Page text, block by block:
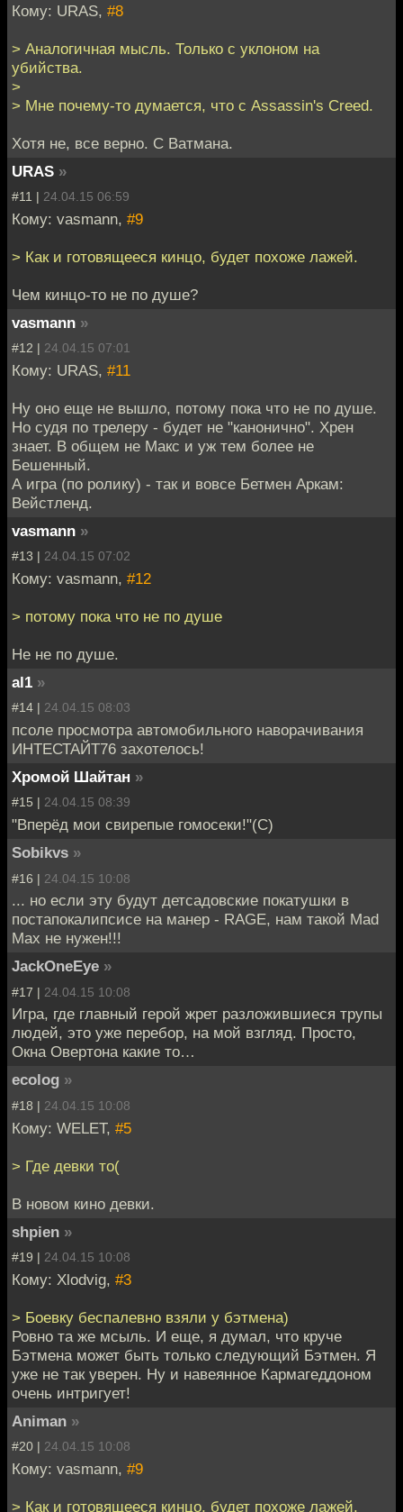
Кому: URAS, #8
> Аналогичная мысль. Только с уклоном на
убийства.
>
> Мне почему-то думается, что с Assassin's Creed.
Хотя не, все верно. С Ватмана.
URAS »
#11 | 24.04.15 06:59
Кому: vasmann, #9
> Как и готовящееся кинцо, будет похоже лажей.
Чем кинцо-то не по душе?
vasmann »
#12 | 24.04.15 07:01
Кому: URAS, #11
Ну оно еще не вышло, потому пока что не по душе.
Но судя по трелеру - будет не "канонично". Хрен
знает. В общем не Макс и уж тем более не
Бешенный.
А игра (по ролику) - так и вовсе Бетмен Аркам:
Вейстленд.
vasmann »
#13 | 24.04.15 07:02
Кому: vasmann, #12
> потому пока что не по душе
Не не по душе.
al1 »
#14 | 24.04.15 08:03
псоле просмотра автомобильного наворачивания
ИНТЕСТАЙТ76 захотелось!
Хромой Шайтан »
#15 | 24.04.15 08:39
"Вперёд мои свирепые гомосеки!"(С)
Sobikvs »
#16 | 24.04.15 10:08
... но если эту будут детсадовские покатушки в
постапокалипсисе на манер - RAGE, нам такой Mad
Max не нужен!!!
JackOneEye »
#17 | 24.04.15 10:08
Игра, где главный герой жрет разложившиеся трупы
людей, это уже перебор, на мой взгляд. Просто,
Окна Овертона какие то…
ecolog »
#18 | 24.04.15 10:08
Кому: WELET, #5
> Где девки то(
В новом кино девки.
shpien »
#19 | 24.04.15 10:08
Кому: Xlodvig, #3
> Боевку беспалевно взяли у бэтмена)
Ровно та же мсыль. И еще, я думал, что круче
Бэтмена может быть только следующий Бэтмен. Я
уже не так уверен. Ну и навеянное Кармагеддоном
очень интригует!
Animan »
#20 | 24.04.15 10:08
Кому: vasmann, #9
> Как и готовящееся кинцо, будет похоже лажей.